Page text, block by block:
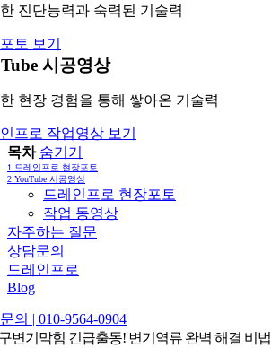
진단능력과 숙력된 기술력
토 보기
시공영상
현장 경험을 통해 쌓아온 기술력
프로 작업영상 보기
목차 숨기기
1 드레인프로 현장포토
2 YouTube 시공영상
드레인프로 현장포토
작업 동영상
자주하는 질문
상담문의
드레인프로
Blog
의 | 010-9564-0904
변기막힘 긴급출동! 변기역류 완벽 해결 비법